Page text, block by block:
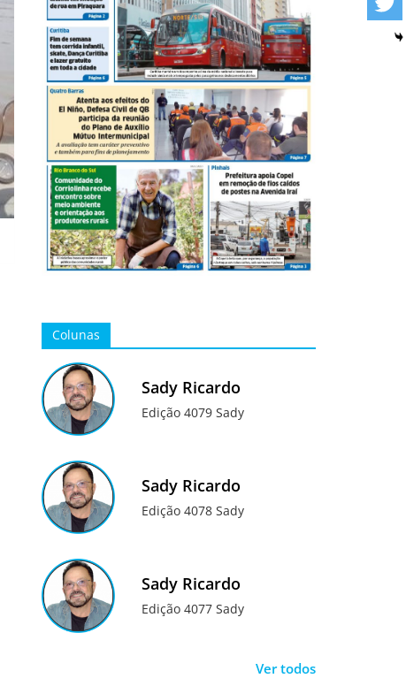
Colunas
Sady Ricardo
Edição 4079 Sady
Sady Ricardo
Edição 4078 Sady
Sady Ricardo
Edição 4077 Sady
Ver todos